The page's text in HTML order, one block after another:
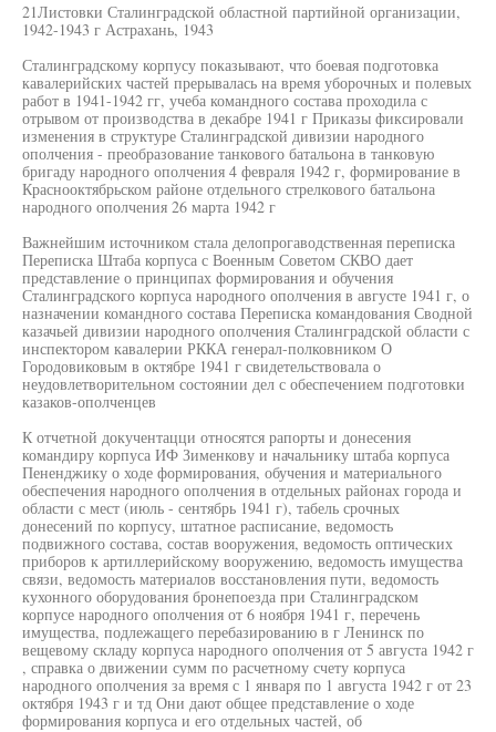
21Листовки Сталинградской областной партийной организации,
1942-1943 г Астрахань, 1943
Сталинградскому корпусу показывают, что боевая подготовка
кавалерийских частей прерывалась на время уборочных и полевых
работ в 1941-1942 гг, учеба командного состава проходила с
отрывом от производства в декабре 1941 г Приказы фиксировали
изменения в структуре Сталинградской дивизии народного
ополчения - преобразование танкового батальона в танковую
бригаду народного ополчения 4 февраля 1942 г, формирование в
Краснооктябрьском районе отдельного стрелкового батальона
народного ополчения 26 марта 1942 г
Важнейшим источником стала делопрогаводственная переписка
Переписка Штаба корпуса с Военным Советом СКВО дает
представление о принципах формирования и обучения
Сталинградского корпуса народного ополчения в августе 1941 г, о
назначении командного состава Переписка командования Сводной
казачьей дивизии народного ополчения Сталинградской области с
инспектором кавалерии РККА генерал-полковником О
Городовиковым в октябре 1941 г свидетельствовала о
неудовлетворительном состоянии дел с обеспечением подготовки
казаков-ополченцев
К отчетной докучентацци относятся рапорты и донесения
командиру корпуса ИФ Зименкову и начальнику штаба корпуса
Пененджику о ходе формирования, обучения и материального
обеспечения народного ополчения в отдельных районах города и
области с мест (июль - сентябрь 1941 г), табель срочных
донесений по корпусу, штатное расписание, ведомость
подвижного состава, состав вооружения, ведомость оптических
приборов к артиллерийскому вооружению, ведомость имущества
связи, ведомость материалов восстановления пути, ведомость
кухонного оборудования бронепоезда при Сталинградском
корпусе народного ополчения от 6 ноября 1941 г, перечень
имущества, подлежащего перебазированию в г Ленинск по
вещевому складу корпуса народного ополчения от 5 августа 1942 г
, справка о движении сумм по расчетному счету корпуса
народного ополчения за время с 1 января по 1 августа 1942 г от 23
октября 1943 г и тд Они дают общее представление о ходе
формирования корпуса и его отдельных частей, об